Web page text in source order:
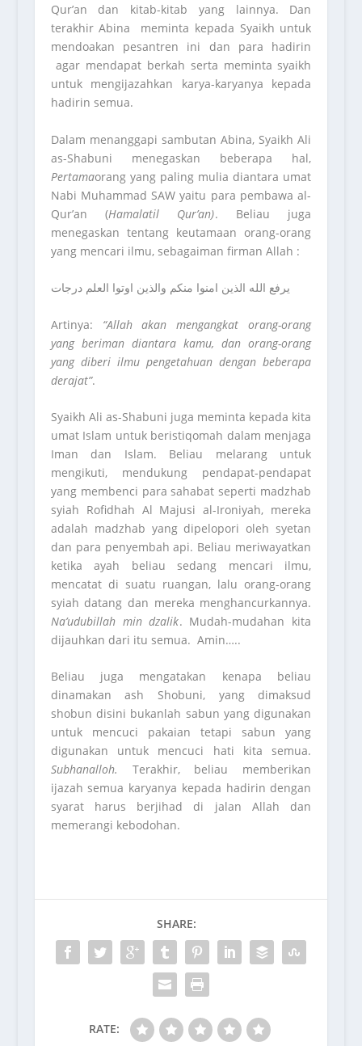
Qur’an dan kitab-kitab yang lainnya. Dan
terakhir Abina meminta kepada Syaikh untuk
mendoakan pesantren ini dan para hadirin
agar mendapat berkah serta meminta syaikh
untuk mengijazahkan karya-karyanya kepada
hadirin semua.
Dalam menanggapi sambutan Abina, Syaikh Ali
as-Shabuni menegaskan beberapa hal,
Pertamaorang yang paling mulia diantara umat
Nabi Muhammad SAW yaitu para pembawa al-
Qur’an (Hamalatil Qur’an). Beliau juga
menegaskan tentang keutamaan orang-orang
yang mencari ilmu, sebagaiman firman Allah :
يرفع الله الذين امنوا منكم والذين اوتوا العلم درجات
Artinya: “Allah akan mengangkat orang-orang
yang beriman diantara kamu, dan orang-orang
yang diberi ilmu pengetahuan dengan beberapa
derajat”.
Syaikh Ali as-Shabuni juga meminta kepada kita
umat Islam untuk beristiqomah dalam menjaga
Iman dan Islam. Beliau melarang untuk
mengikuti, mendukung pendapat-pendapat
yang membenci para sahabat seperti madzhab
syiah Rofidhah Al Majusi al-Ironiyah, mereka
adalah madzhab yang dipelopori oleh syetan
dan para penyembah api. Beliau meriwayatkan
ketika ayah beliau sedang mencari ilmu,
mencatat di suatu ruangan, lalu orang-orang
syiah datang dan mereka menghancurkannya.
Na’udubillah min dzalik. Mudah-mudahan kita
dijauhkan dari itu semua. Amin…..
Beliau juga mengatakan kenapa beliau
dinamakan ash Shobuni, yang dimaksud
shobun disini bukanlah sabun yang digunakan
untuk mencuci pakaian tetapi sabun yang
digunakan untuk mencuci hati kita semua.
Subhanalloh. Terakhir, beliau memberikan
ijazah semua karyanya kepada hadirin dengan
syarat harus berjihad di jalan Allah dan
memerangi kebodohan.
SHARE:
RATE: